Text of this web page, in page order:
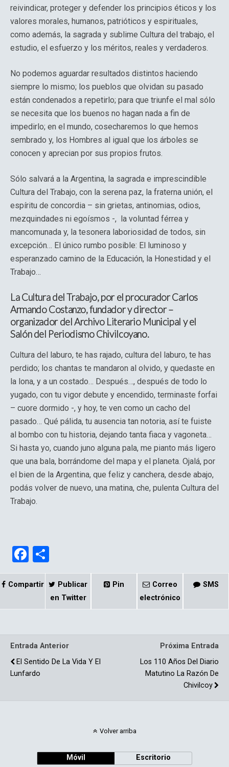
reivindicar, proteger y defender los principios éticos y los
valores morales, humanos, patrióticos y espirituales,
como además, la sagrada y sublime Cultura del trabajo, el
estudio, el esfuerzo y los méritos, reales y verdaderos.
No podemos aguardar resultados distintos haciendo
siempre lo mismo; los pueblos que olvidan su pasado
están condenados a repetirlo; para que triunfe el mal sólo
se necesita que los buenos no hagan nada a fin de
impedirlo; en el mundo, cosecharemos lo que hemos
sembrado y, los Hombres al igual que los árboles se
conocen y aprecian por sus propios frutos.
Sólo salvará a la Argentina, la sagrada e imprescindible
Cultura del Trabajo, con la serena paz, la fraterna unión, el
espíritu de concordia – sin grietas, antinomias, odios,
mezquindades ni egoísmos -, la voluntad férrea y
mancomunada y, la tesonera laboriosidad de todos, sin
excepción… El único rumbo posible: El luminoso y
esperanzado camino de la Educación, la Honestidad y el
Trabajo…
La Cultura del Trabajo, por el procurador Carlos
Armando Costanzo, fundador y director –
organizador del Archivo Literario Municipal y el
Salón del Periodismo Chivilcoyano.
Cultura del laburo, te has rajado, cultura del laburo, te has
perdido; los chantas te mandaron al olvido, y quedaste en
la lona, y a un costado… Después…, después de todo lo
yugado, con tu vigor debute y encendido, terminaste forfai
– cuore dormido -, y hoy, te ven como un cacho del
pasado… Qué pálida, tu ausencia tan notoria, así te fuiste
al bombo con tu historia, dejando tanta fiaca y vagoneta…
Si hasta yo, cuando juno alguna pala, me pianto más ligero
que una bala, borrándome del mapa y el planeta. Ojalá, por
el bien de la Argentina, que feliz y canchera, desde abajo,
podás volver de nuevo, una matina, che, pulenta Cultura del
Trabajo.
F
a
ce
k
o
m
p
Compartir
Publicar
en Twitter
Pin
Correo
electrónico
SMS
Entrada Anterior
El Sentido De La Vida Y El
Lunfardo
Próxima Entrada
Los 110 Años Del Diario
Matutino La Razón De
Chivilcoy
Volver arriba
Móvil Escritorio